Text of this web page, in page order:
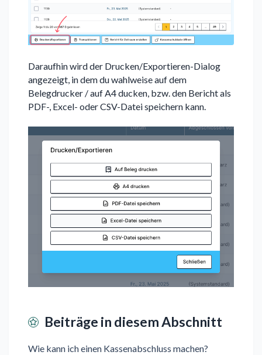
Daraufhin wird der Drucken/Exportieren-Dialog
angezeigt, in dem du wahlweise auf dem
Belegdrucker / auf A4 ducken, bzw. den Bericht als
PDF-, Excel- oder CSV-Datei speichern kann.
Beiträge in diesem Abschnitt
Wie kann ich einen Kassenabschluss machen?